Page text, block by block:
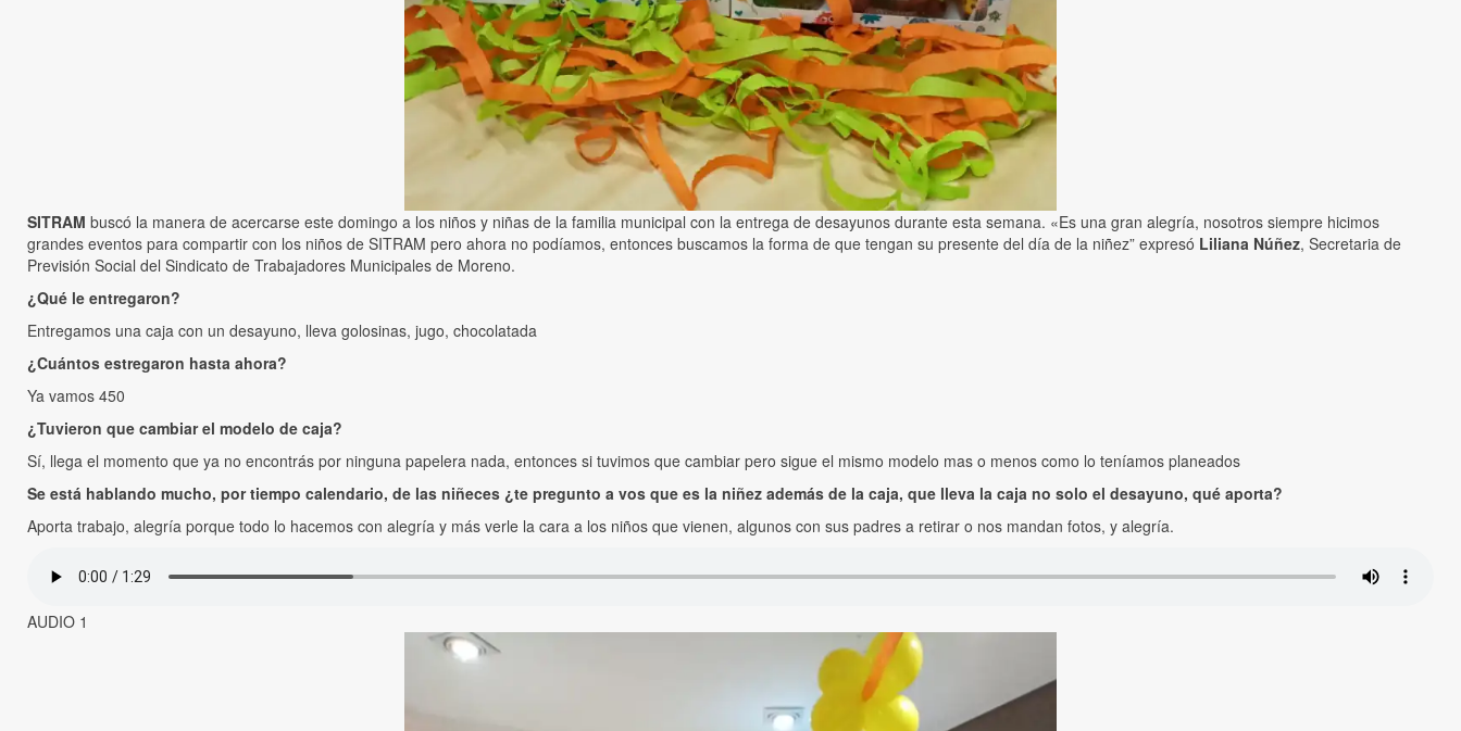
SITRAM buscó la manera de acercarse este domingo a los niños y niñas de la familia municipal con la entrega de desayunos durante esta semana. «Es una gran alegría, nosotros siempre hicimos
grandes eventos para compartir con los niños de SITRAM pero ahora no podíamos, entonces buscamos la forma de que tengan su presente del día de la niñez” expresó Liliana Núñez, Secretaria de
Previsión Social del Sindicato de Trabajadores Municipales de Moreno.
¿Qué le entregaron?
Entregamos una caja con un desayuno, lleva golosinas, jugo, chocolatada
¿Cuántos estregaron hasta ahora?
Ya vamos 450
¿Tuvieron que cambiar el modelo de caja?
Sí, llega el momento que ya no encontrás por ninguna papelera nada, entonces si tuvimos que cambiar pero sigue el mismo modelo mas o menos como lo teníamos planeados
Se está hablando mucho, por tiempo calendario, de las niñeces ¿te pregunto a vos que es la niñez además de la caja, que lleva la caja no solo el desayuno, qué aporta?
Aporta trabajo, alegría porque todo lo hacemos con alegría y más verle la cara a los niños que vienen, algunos con sus padres a retirar o nos mandan fotos, y alegría.
AUDIO 1